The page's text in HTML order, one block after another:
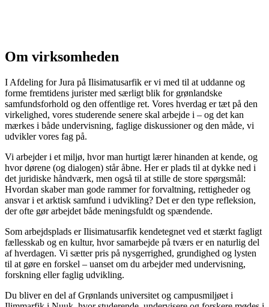
Om virksomheden
I Afdeling for Jura på Ilisimatusarfik er vi med til at uddanne og
forme fremtidens jurister med særligt blik for grønlandske
samfundsforhold og den offentlige ret. Vores hverdag er tæt på den
virkelighed, vores studerende senere skal arbejde i – og det kan
mærkes i både undervisning, faglige diskussioner og den måde, vi
udvikler vores fag på.
Vi arbejder i et miljø, hvor man hurtigt lærer hinanden at kende, og
hvor dørene (og dialogen) står åbne. Her er plads til at dykke ned i
det juridiske håndværk, men også til at stille de store spørgsmål:
Hvordan skaber man gode rammer for forvaltning, rettigheder og
ansvar i et arktisk samfund i udvikling? Det er den type refleksion,
der ofte gør arbejdet både meningsfuldt og spændende.
Som arbejdsplads er Ilisimatusarfik kendetegnet ved et stærkt fagligt
fællesskab og en kultur, hvor samarbejde på tværs er en naturlig del
af hverdagen. Vi sætter pris på nysgerrighed, grundighed og lysten
til at gøre en forskel – uanset om du arbejder med undervisning,
forskning eller faglig udvikling.
Du bliver en del af Grønlands universitet og campusmiljøet i